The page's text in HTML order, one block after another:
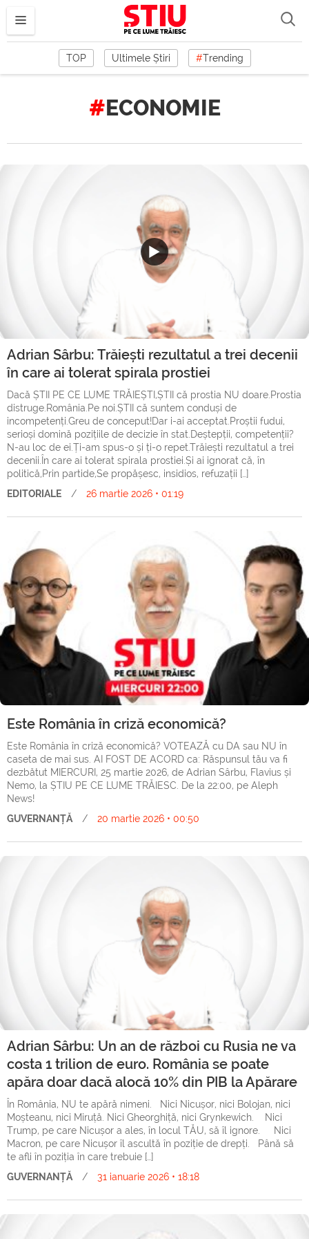
TOP Ultimele Știri #Trending
ECONOMIE
Adrian Sârbu: Trăiești rezultatul a trei decenii
în care ai tolerat spirala prostiei
Dacă ȘTII PE CE LUME TRĂIEȘTI,ȘTII că prostia NU doare.Prostia
distruge.România.Pe noi.ȘTII că suntem conduși de
incompetenți.Greu de conceput!Dar i-ai acceptat.Proștii fudui,
serioși domină pozițiile de decizie în stat.Deștepții, competenții?
N-au loc de ei.Ți-am spus-o și ți-o repet.Trăiești rezultatul a trei
decenii.În care ai tolerat spirala prostiei.Și ai ignorat că, în
politică,Prin partide,Se propășesc, insidios, refuzații […]
EDITORIALE
/ 26 martie 2026 • 01:19
Este România în criză economică?
Este România în criză economică? VOTEAZĂ cu DA sau NU în
caseta de mai sus. AI FOST DE ACORD ca: Răspunsul tău va fi
dezbătut MIERCURI, 25 martie 2026, de Adrian Sârbu, Flavius și
Nemo, la ȘTIU PE CE LUME TRĂIESC. De la 22:00, pe Aleph
News!
GUVERNANȚĂ
/ 20 martie 2026 • 00:50
Adrian Sârbu: Un an de război cu Rusia ne va
costa 1 trilion de euro. România se poate
apăra doar dacă alocă 10% din PIB la Apărare
În România, NU te apără nimeni. Nici Nicușor, nici Bolojan, nici
Moșteanu, nici Miruță. Nici Gheorghiță, nici Grynkewich. Nici
Trump, pe care Nicușor a ales, în locul TĂU, să îl ignore. Nici
Macron, pe care Nicușor îl ascultă în poziție de drepți. Până să
te afli în poziția în care trebuie […]
GUVERNANȚĂ
/ 31 ianuarie 2026 • 18:18